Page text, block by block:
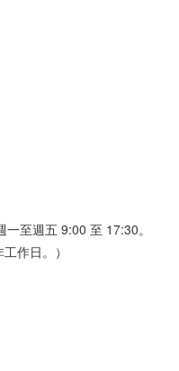
至週五 9:00 至 17:30。
作日。）